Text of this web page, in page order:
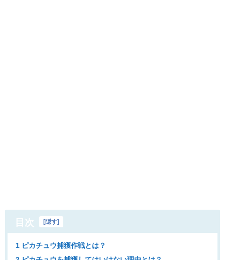
目次 隠す
1 ピカチュウ捕獲作戦とは？